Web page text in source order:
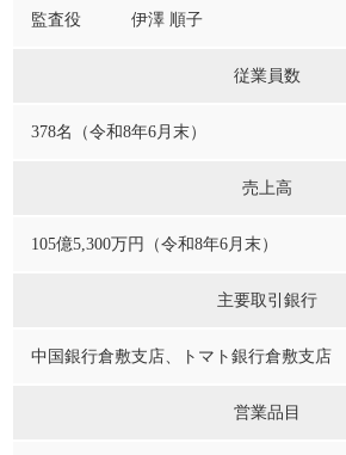
監査役 伊澤 順子
従業員数
378名（令和8年6月末）
売上高
105億5,300万円（令和8年6月末）
主要取引銀行
中国銀行倉敷支店、トマト銀行倉敷支店
営業品目